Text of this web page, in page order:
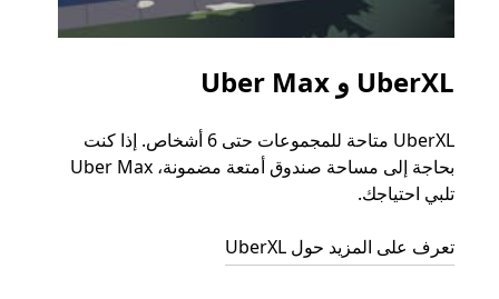
UberXL و Uber Max
UberXL متاحة للمجموعات حتى 6 أشخاص. إذا كنت
بحاجة إلى مساحة صندوق أمتعة مضمونة، Uber Max
تلبي احتياجك.
تعرف على المزيد حول UberXL